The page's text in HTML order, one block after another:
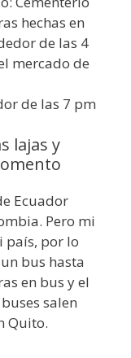
hechas en
de las 4
mercado de
de las 7 pm
lajas y
Ecuador
Pero mi
país, por lo
bus hasta
en bus y el
salen
Quito.